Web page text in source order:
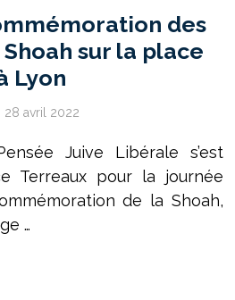
des
sur la place
Lyon
28 avril 2022
Juive Libérale s’est
Terreaux pour la journée
de la Shoah,
…